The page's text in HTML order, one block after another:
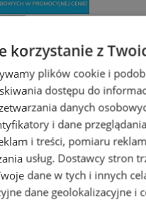
korzystanie z
plików cookie i
dostępu do
danych
i dane
i treści, pomiaru
usług. Dostawcy stron
dane w tych i innych
dane geolokalizacyjne i